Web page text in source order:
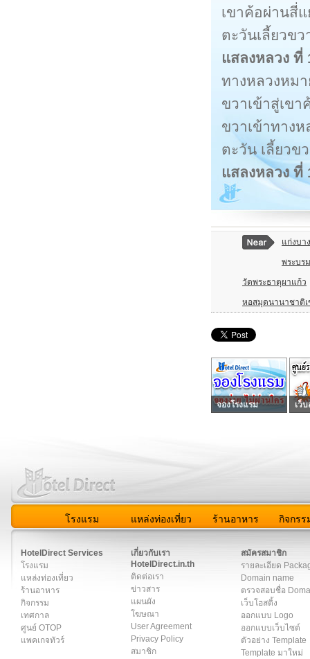
เขาค้อผ่านสี่
ตะวันเลี้ยวข
แสลงหลวง ที่
ทางหลวงหม
ขวาเข้าสู่เข
ขวาเข้าทาง
ตะวัน เลี้ยวข
แสลงหลวง ที่
แก่งบา
พระบร
วัดพระธาตุผาแก้ว
หอสมุดนานาชาติ
จองโรงแรม เว็
โรงแรม แหล่งท่องเที่ยว ร้านอาหาร กิจกรร
HotelDirect Services
โรงแรม
แหล่งท่องเที่ยว
ร้านอาหาร
กิจกรรม
เทศกาล
ศูนย์ OTOP
แพคเกจทัวร์
เกี่ยวกับเรา
HotelDirect.in.th
ติดต่อเรา
ข่าวสาร
แผนผัง
โฆษณา
User Agreement
Privacy Policy
สมาชิก
สมัครสมาชิก
รายละเอียด
Domain name
ตรวจสอบชื่อ
เว็บโฮสติ้ง
ออกแบบ Logo
ออกแบบเว็บไซต์
ตัวอย่าง Template
Template มาใหม่